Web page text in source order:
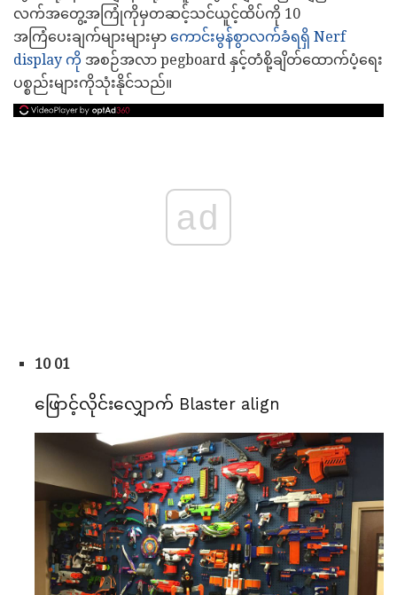
လက်အတွေ့အကြုံကိုမှတဆင့်သင်ယူင့်ထိပ်ကို 10
အကြံပေးချက်များများမှာ ကောင်းမွန်စွာလက်ခံရရှိ Nerf
display ကို အစဉ်အလာ pegboard နှင့်တံစို့ချိတ်ထောက်ပံ့ရေး
ပစ္စည်းများကိုသုံးနိုင်သည်။
ad
10 01
ဖြောင့်လိုင်းလျှောက် Blaster align